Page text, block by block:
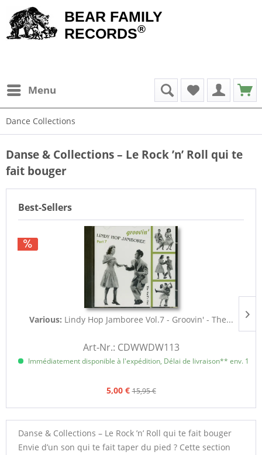
BEAR FAMILY
RECORDS®
Menu
Dance Collections
Danse & Collections – Le Rock ’n’ Roll qui te
fait bouger
Best-Sellers
Various: Lindy Hop Jamboree Vol.7 - Groovin' - The...
Art-Nr.: CDWWDW113
Immédiatement disponible à l'expédition, Délai de livraison** env. 1 à
5,00 € 15,95 €
Danse & Collections – Le Rock ’n’ Roll qui te fait bouger
Envie d’un son qui te fait taper du pied ? Cette section